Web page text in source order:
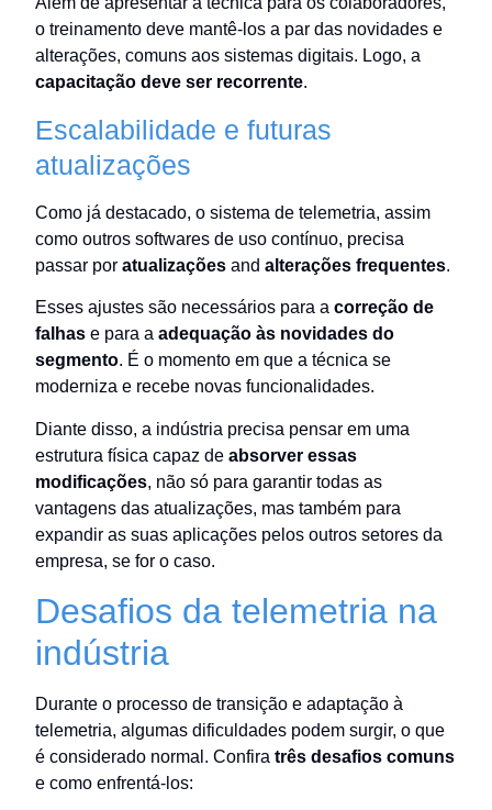
o treinamento deve mantê-los a par das novidades e
alterações, comuns aos sistemas digitais. Logo, a
capacitação deve ser recorrente.
Escalabilidade e futuras
atualizações
Como já destacado, o sistema de telemetria, assim
como outros softwares de uso contínuo, precisa
passar por atualizações and alterações frequentes.
Esses ajustes são necessários para a correção de
falhas e para a adequação às novidades do
segmento. É o momento em que a técnica se
moderniza e recebe novas funcionalidades.
Diante disso, a indústria precisa pensar em uma
estrutura física capaz de absorver essas
modificações, não só para garantir todas as
vantagens das atualizações, mas também para
expandir as suas aplicações pelos outros setores da
empresa, se for o caso.
Desafios da telemetria na
indústria
Durante o processo de transição e adaptação à
telemetria, algumas dificuldades podem surgir, o que
é considerado normal. Confira três desafios comuns
e como enfrentá-los: